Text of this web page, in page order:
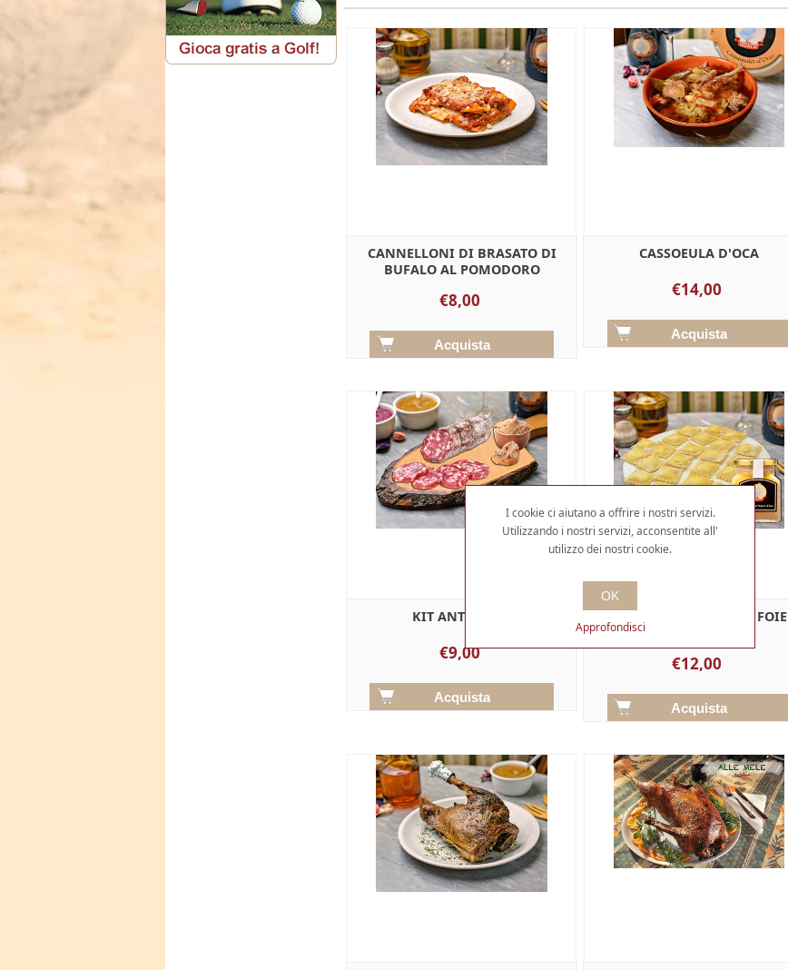
CANNELLONI DI BRASATO DI
BUFALO AL POMODORO
€8,00
CASSOEULA D'OCA
€14,00
KIT ANTIPASTO
€9,00
KIT RAVIOLI D'OCA AL FOIE
€12,00
I cookie ci aiutano a offrire i nostri servizi.
Utilizzando i nostri servizi, acconsentite all'
utilizzo dei nostri cookie.
OK
Approfondisci